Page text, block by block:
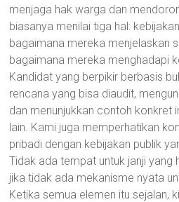
menjaga hak warga dan
biasanya menilai tiga hal:
bagaimana mereka menjelaskan
bagaimana mereka menghadapi
Kandidat yang berpikir berbasis
rencana yang bisa diaudit,
dan menunjukkan contoh konkret
lain. Kami juga memperhatikan
pribadi dengan kebijakan publik
Tidak ada tempat untuk janji yang
jika tidak ada mekanisme nyata
Ketika semua elemen itu sejalan,